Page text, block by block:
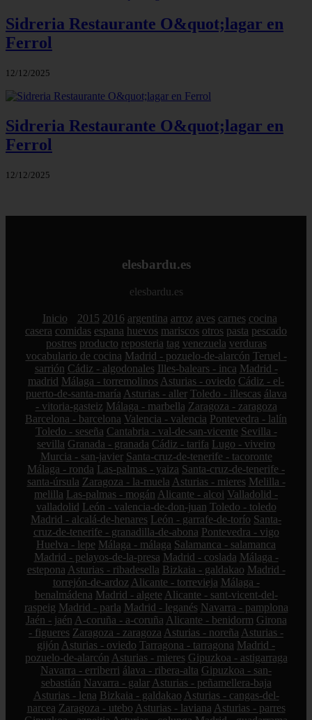
Sidreria Restaurante O&quot;lagar en
Ferrol
12/12/2025
Sidreria Restaurante O&quot;lagar en
Ferrol
12/12/2025
elesbardu.es
elesbardu.es
Inicio 2015 2016 argentina arroz aves carnes cocina
casera comidas espana huevos mariscos otros pasta pescado
postres producto reposteria tag venezuela verduras
vocabulario de cocina Madrid - pozuelo-de-alarcón Teruel -
sarrión Cádiz - algodonales Illes-balears - inca Madrid -
madrid Málaga - torremolinos Asturias - oviedo Cádiz - el-
puerto-de-santa-maría Asturias - aller Toledo - illescas álava
- vitoria-gasteiz Málaga - marbella Zaragoza - zaragoza
Barcelona - barcelona Valencia - valencia Pontevedra - lalín
Toledo - seseña Cantabria - val-de-san-vicente Sevilla -
sevilla Granada - granada Cádiz - tarifa Lugo - viveiro
Murcia - san-javier Santa-cruz-de-tenerife - tacoronte
Málaga - ronda Las-palmas - yaiza Santa-cruz-de-tenerife -
santa-úrsula Zaragoza - la-muela Asturias - mieres Melilla -
melilla Las-palmas - mogán Alicante - alcoi Valladolid -
valladolid León - valencia-de-don-juan Toledo - toledo
Madrid - alcalá-de-henares León - garrafe-de-torío Santa-
cruz-de-tenerife - granadilla-de-abona Pontevedra - vigo
Huelva - lepe Málaga - málaga Salamanca - salamanca
Madrid - pelayos-de-la-presa Madrid - coslada Málaga -
estepona Asturias - ribadesella Bizkaia - galdakao Madrid -
torrejón-de-ardoz Alicante - torrevieja Málaga -
benalmádena Madrid - algete Alicante - sant-vicent-del-
raspeig Madrid - parla Madrid - leganés Navarra - pamplona
Jaén - jaén A-coruña - a-coruña Alicante - benidorm Girona
- figueres Zaragoza - zaragoza Asturias - noreña Asturias -
gijón Asturias - oviedo Tarragona - tarragona Madrid -
pozuelo-de-alarcón Asturias - mieres Gipuzkoa - astigarraga
Navarra - erriberri álava - ribera-alta Gipuzkoa - san-
sebastián Navarra - galar Asturias - peñamellera-baja
Asturias - lena Bizkaia - galdakao Asturias - cangas-del-
narcea Zaragoza - utebo Asturias - laviana Asturias - parres